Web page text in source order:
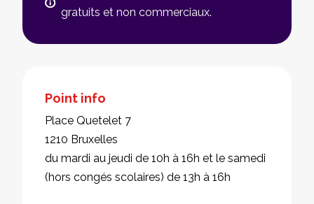
gratuits et non commerciaux.
Point info
Place Quetelet 7
1210 Bruxelles
du mardi au jeudi de 10h à 16h et le samedi
(hors congés scolaires) de 13h à 16h